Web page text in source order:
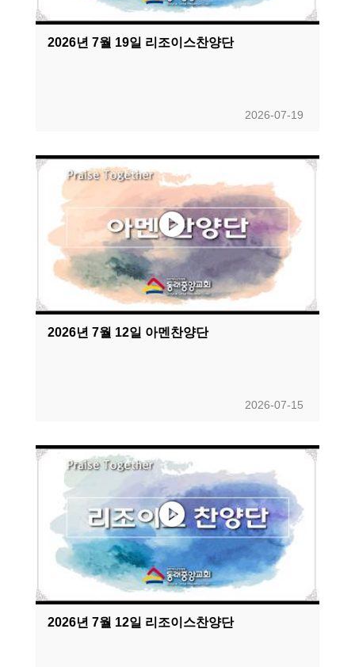
2026년 7월 19일 리조이스찬양단
2026-07-19
2026년 7월 12일 아멘찬양단
2026-07-15
2026년 7월 12일 리조이스찬양단